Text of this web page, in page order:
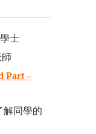
士
Part –
解同學的